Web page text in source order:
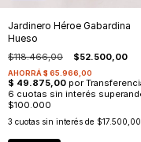
Jardinero Héroe Gabardina
Hueso
$118.466,00 $52.500,00
3 cuotas sin interés de $17.500,00